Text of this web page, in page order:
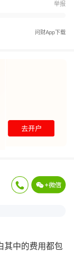
举报
问财App下载
其中的费用都包